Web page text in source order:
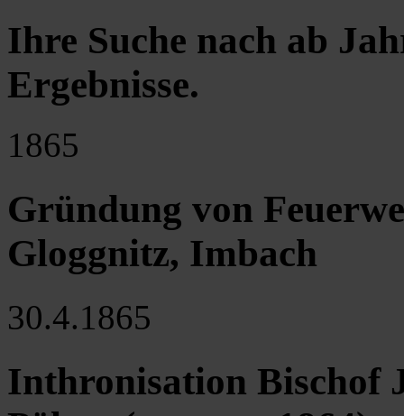
Ihre Suche nach ab
Ergebnisse.
1865
Gründung von
Gloggnitz, Imbach
30.4.1865
Inthronisation Bischof